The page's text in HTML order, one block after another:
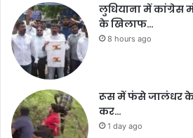
लुधियाना में कांग्रेस
के खिलाफ…
8 hours ago
रूस में फंसे जालंधर के
कर…
1 day ago